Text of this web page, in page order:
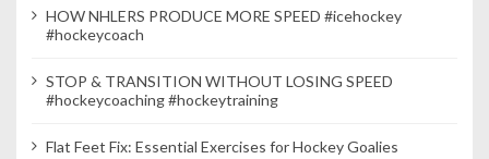
HOW NHLERS PRODUCE MORE SPEED #icehockey
#hockeycoach
STOP & TRANSITION WITHOUT LOSING SPEED
#hockeycoaching #hockeytraining
Flat Feet Fix: Essential Exercises for Hockey Goalies